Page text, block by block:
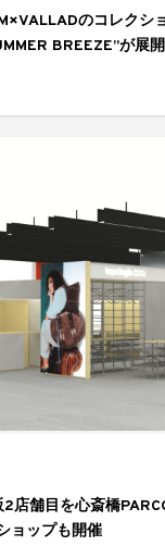
のコレクシ
BREEZE”が展
店舗目を心斎橋
ョップも開催